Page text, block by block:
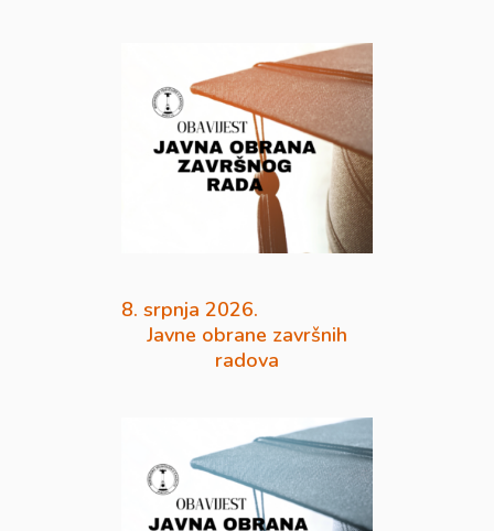
8. srpnja 2026.
Javne obrane završnih
radova